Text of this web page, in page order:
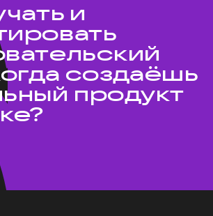
и
создаёшь
продукт